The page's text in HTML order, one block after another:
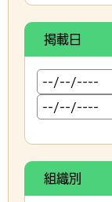
掲載日
組織別